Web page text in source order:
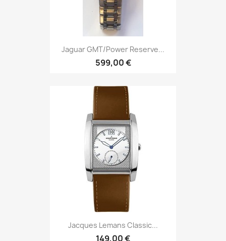
Jaguar GMT/Power Reserve...
599,00 €
Jacques Lemans Classic...
149,00 €